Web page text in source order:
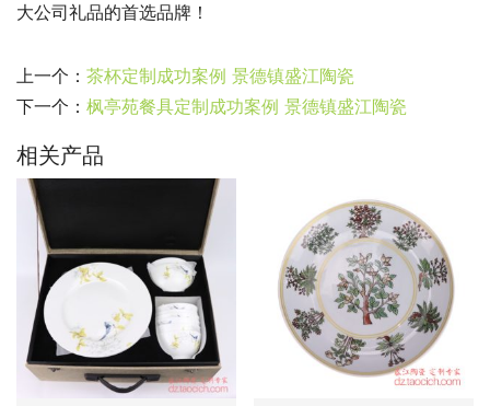
大公司礼品的首选品牌！
上一个： 茶杯定制成功案例 景德镇盛江陶瓷
下一个： 枫亭苑餐具定制成功案例 景德镇盛江陶瓷
相关产品